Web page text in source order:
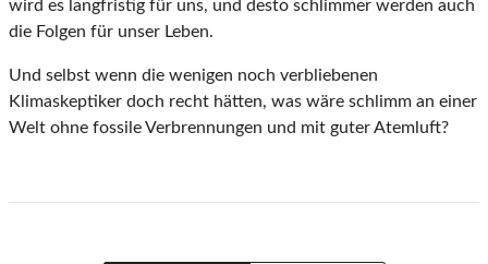
wird es langfristig für uns, und desto schlimmer werden auch
die Folgen für unser Leben.
Und selbst wenn die wenigen noch verbliebenen
Klimaskeptiker doch recht hätten, was wäre schlimm an einer
Welt ohne fossile Verbrennungen und mit guter Atemluft?